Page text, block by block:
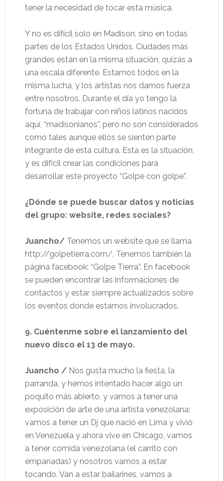
tener la necesidad de tocar esta música.
Y no es difícil solo en Madison, sino en todas
partes de los Estados Unidos. Ciudades más
grandes están en la misma situación, quizás a
una escala diferente. Estamos todos en la
misma lucha, y los artistas nos damos fuerza
entre nosotros. Durante el día yo tengo la
fortuna de trabajar con niños latinos nacidos
aquí, “madisonianos”, pero no son considerados
como tales aunque ellos se sienten parte
integrante de esta cultura. Esta es la situación,
y es difícil crear las condiciones para
desarrollar este proyecto “Golpe con golpe”.
¿Dónde se puede buscar datos y noticias
del grupo: website, redes sociales?
Juancho/ Tenemos un website que se llama
http://golpetierra.com/. Tenemos también la
página facebook: “Golpe Tierra”. En facebook
se pueden encontrar las informaciones de
contactos y estar siempre actualizados sobre
los eventos donde estamos involucrados.
9. Cuéntenme sobre el lanzamiento del
nuevo disco el 13 de mayo.
Juancho /Nos gusta mucho la fiesta, la
parranda, y hemos intentado hacer algo un
poquito más abierto, y vamos a tener una
exposición de arte de una artista venezolana;
vamos a tener un Dj que naciò en Lima y vivió
en Venezuela y ahora vive en Chicago, vamos
a tener comida venezolana (el carrito con
empanadas) y nosotros vamos a estar
tocando. Van a estar bailarines, vamos a